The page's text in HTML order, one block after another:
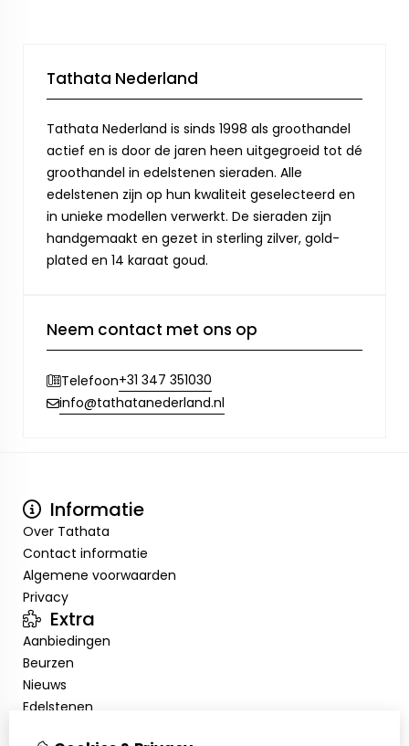
Tathata Nederland
Tathata Nederland is sinds 1998 als groothandel
actief en is door de jaren heen uitgegroeid tot dé
groothandel in edelstenen sieraden. Alle
edelstenen zijn op hun kwaliteit geselecteerd en
in unieke modellen verwerkt. De sieraden zijn
handgemaakt en gezet in sterling zilver, gold-
plated en 14 karaat goud.
Neem contact met ons op
Telefoon+31 347 351030
info@tathatanederland.nl
Informatie
Over Tathata
Contact informatie
Algemene voorwaarden
Privacy
Extra
Aanbiedingen
Beurzen
Nieuws
Edelstenen